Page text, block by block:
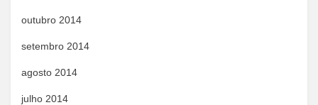
outubro 2014
setembro 2014
agosto 2014
julho 2014